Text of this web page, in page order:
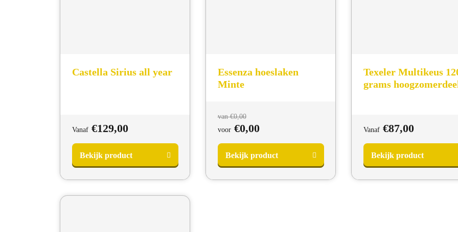
Castella Sirius all year
Vanaf €129,00
Bekijk product
Essenza hoeslaken
Minte
van €0,00Oorspronkelijke
prijs
van
€0,00.
voor €0,00Huidige
prijs
is:
voor
€0,00.
Bekijk product
Texeler Multikeus
grams
Vanaf €87,00
Bekijk product